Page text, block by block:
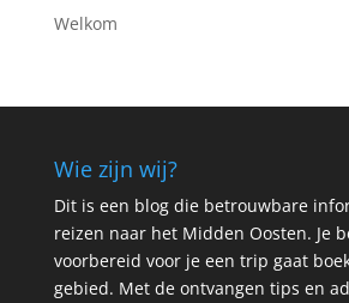
Welkom
Wie zijn wij?
Dit is een blog die betrouwbare
reizen naar het Midden Oosten. Je
voorbereid voor je een trip gaat
gebied. Met de ontvangen tips en